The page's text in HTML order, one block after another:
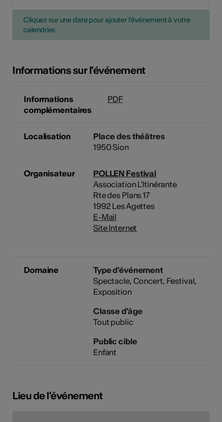
Cliquez sur une date pour ajouter l'événement à votre
calendrier.
Informations sur l'événement
Informations
complémentaires
PDF
Localisation
Place des théâtres
1950 Sion
Organisateur
POLLEN Festival
Association L'Itinérante
Rte des Plans 17
1992 Les Agettes
E-Mail
Site Internet
Domaine
Type d'événement
Spectacle Concert Festival
Exposition
Classe d'âge
Tout public
Public cible
Enfant
Lieu de l'événement